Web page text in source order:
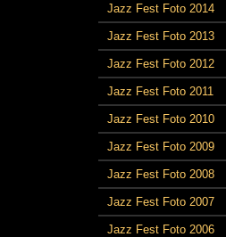
Jazz Fest Foto 2014
Jazz Fest Foto 2013
Jazz Fest Foto 2012
Jazz Fest Foto 2011
Jazz Fest Foto 2010
Jazz Fest Foto 2009
Jazz Fest Foto 2008
Jazz Fest Foto 2007
Jazz Fest Foto 2006